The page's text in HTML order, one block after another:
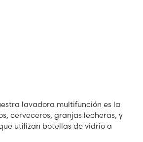
lavadora multifunción es la
cerveceros, granjas lecheras, y
utilizan botellas de vidrio a